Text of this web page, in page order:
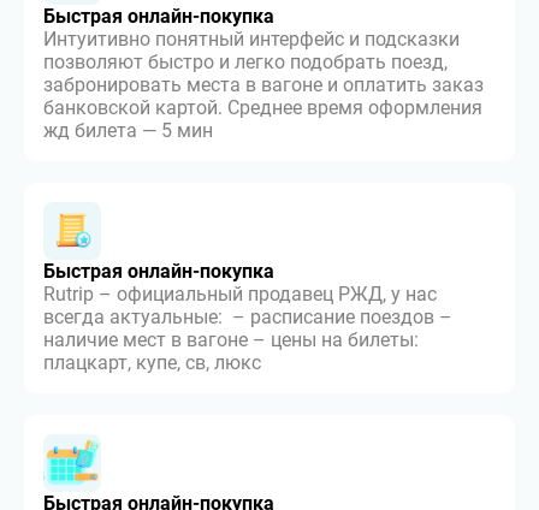
Быстрая онлайн-покупка
Интуитивно понятный интерфейс и подсказки
позволяют быстро и легко подобрать поезд,
забронировать места в вагоне и оплатить заказ
банковской картой. Среднее время оформления
жд билета — 5 мин
Быстрая онлайн-покупка
Rutrip – официальный продавец РЖД, у нас
всегда актуальные: – расписание поездов –
наличие мест в вагоне – цены на билеты:
плацкарт, купе, св, люкс
Быстрая онлайн-покупка